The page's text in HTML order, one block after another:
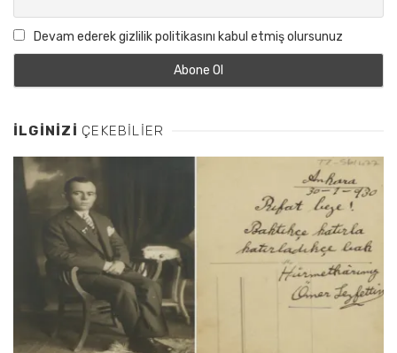
Devam ederek gizlilik politikasını kabul etmiş olursunuz
İLGINIZI ÇEKEBILIER